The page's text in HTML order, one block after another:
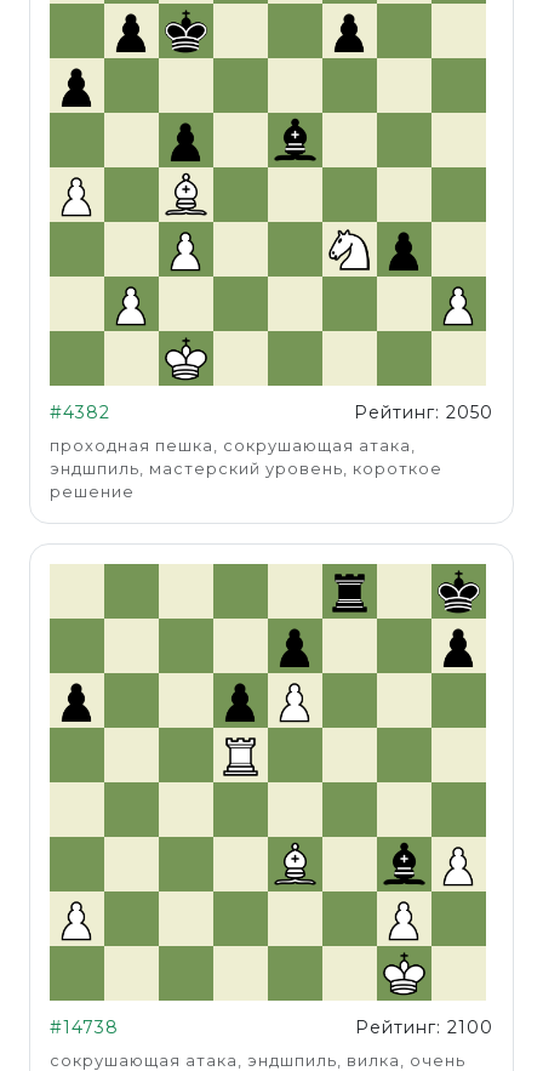
#4382 Рейтинг: 2050
проходная пешка, сокрушающая атака,
эндшпиль, мастерский уровень, короткое
решение
#14738 Рейтинг: 2100
сокрушающая атака, эндшпиль, вилка, очень